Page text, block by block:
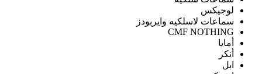
لوجيكس
سماعات لاسلكيه وايربودز
CMF NOTHING
أمايا
أنكر
ابل